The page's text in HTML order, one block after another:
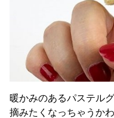
暖かみのあるパステル
摘みたくなっちゃうか